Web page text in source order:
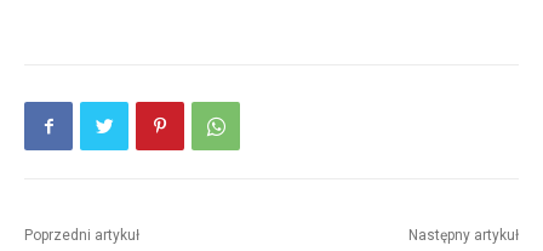
Poprzedni artykuł Następny artykuł